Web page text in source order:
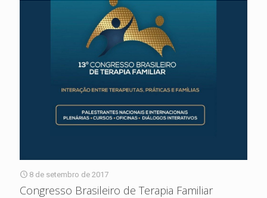
8 de setembro de 2017
Congresso Brasileiro de Terapia Familiar